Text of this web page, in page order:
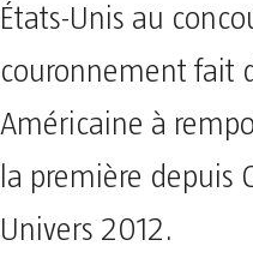
États-Unis au
couronnement fait
Américaine à
la première depuis
Univers 2012.